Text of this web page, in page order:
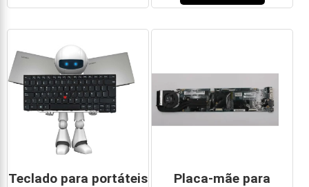
Teclado para portáteis
Placa-mãe para